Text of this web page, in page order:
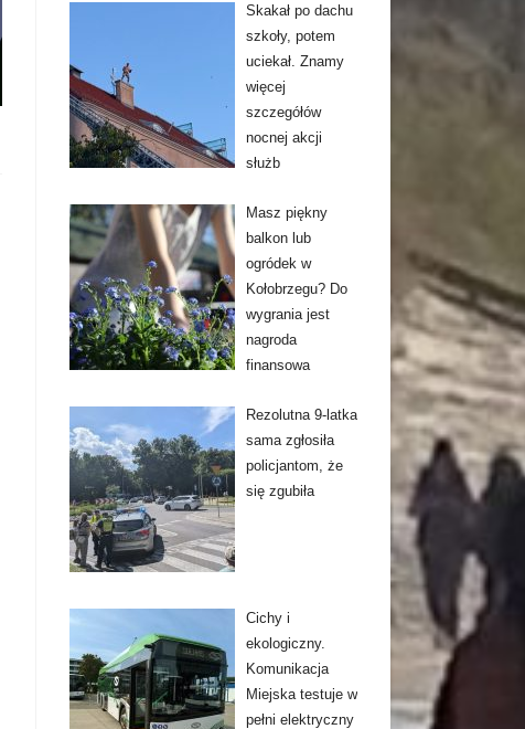
Skakał po dachu
szkoły, potem
uciekał. Znamy
więcej
szczegółów
nocnej akcji
służb
Masz piękny
balkon lub
ogródek w
Kołobrzegu? Do
wygrania jest
nagroda
finansowa
Rezolutna 9-latka
sama zgłosiła
policjantom, że
się zgubiła
Cichy i
ekologiczny.
Komunikacja
Miejska testuje w
pełni elektryczny